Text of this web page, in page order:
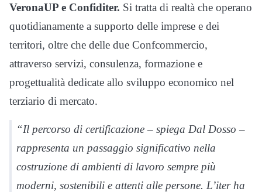
VeronaUP e Confiditer. Si tratta di realtà che operano
quotidianamente a supporto delle imprese e dei
territori, oltre che delle due Confcommercio,
attraverso servizi, consulenza, formazione e
progettualità dedicate allo sviluppo economico nel
terziario di mercato.
“Il percorso di certificazione – spiega Dal Dosso –
rappresenta un passaggio significativo nella
costruzione di ambienti di lavoro sempre più
moderni, sostenibili e attenti alle persone. L’iter ha